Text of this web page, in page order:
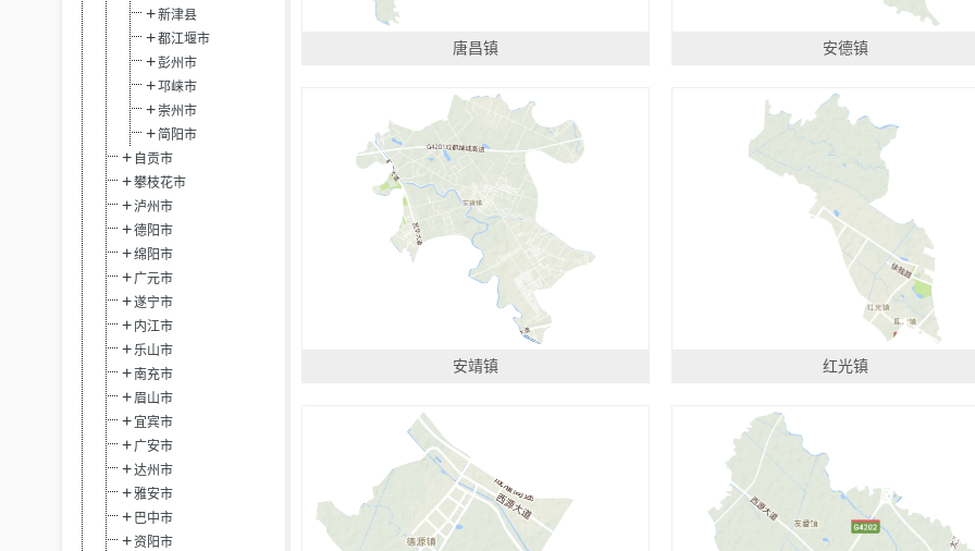
新津县
都江堰市
彭州市
邛崃市
崇州市
简阳市
自贡市
攀枝花市
泸州市
德阳市
绵阳市
广元市
遂宁市
内江市
乐山市
南充市
眉山市
宜宾市
广安市
达州市
雅安市
巴中市
资阳市
唐昌镇 安德镇
安靖镇 红光镇